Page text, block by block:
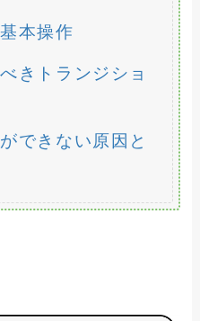
本操作
きトランジショ
できない原因と